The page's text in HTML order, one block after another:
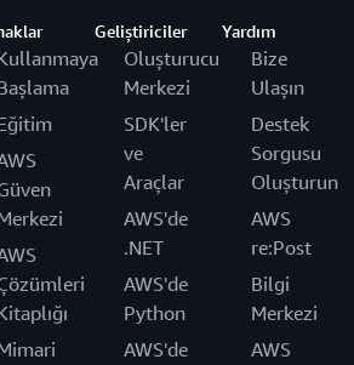
Geliştiriciler
Oluşturucu
Merkezi
SDK'ler
ve
Araçlar
AWS'de
.NET
AWS'de
Python
AWS'de
Yardım
Bize
Ulaşın
Destek
Sorgusu
Oluşturun
AWS
re:Post
Bilgi
Merkezi
AWS